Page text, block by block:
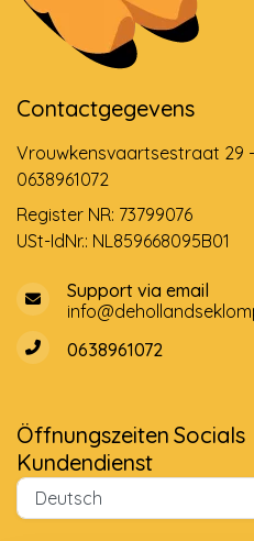
Contactgegevens
Vrouwkensvaartsestraat 29 -
0638961072
Register NR: 73799076
USt-IdNr.: NL859668095B01
Support via email
0638961072
Öffnungszeiten Socials
Kundendienst